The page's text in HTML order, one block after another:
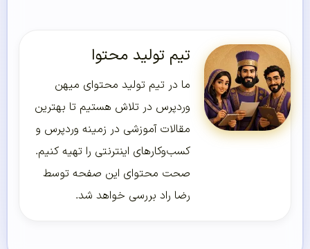
تیم تولید محتوا
ما در تیم تولید محتوای میهن
وردپرس در تلاش هستیم تا بهترین
مقالات آموزشی در زمینه وردپرس و
کسب‌و‌کارهای اینترنتی را تهیه کنیم.
صحت محتوای این صفحه توسط
رضا راد بررسی خواهد شد.